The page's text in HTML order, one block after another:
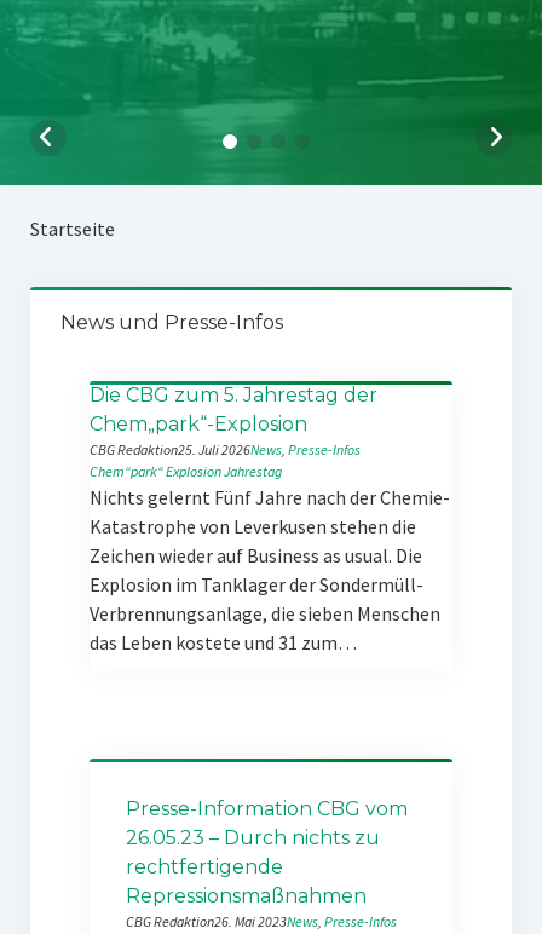
Startseite
News und Presse-Infos
Die CBG zum 5. Jahrestag der
Chem„park“-Explosion
CBG Redaktion25. Juli 2026News, Presse-Infos
Chem“park“ExplosionJahrestag
Nichts gelernt Fünf Jahre nach der Chemie-
Katastrophe von Leverkusen stehen die
Zeichen wieder auf Business as usual. Die
Explosion im Tanklager der Sondermüll-
Verbrennungsanlage, die sieben Menschen
das Leben kostete und 31 zum…
Presse-Information CBG vom
26.05.23 – Durch nichts zu
rechtfertigende
Repressionsmaßnahmen
CBG Redaktion26. Mai 2023News, Presse-Infos